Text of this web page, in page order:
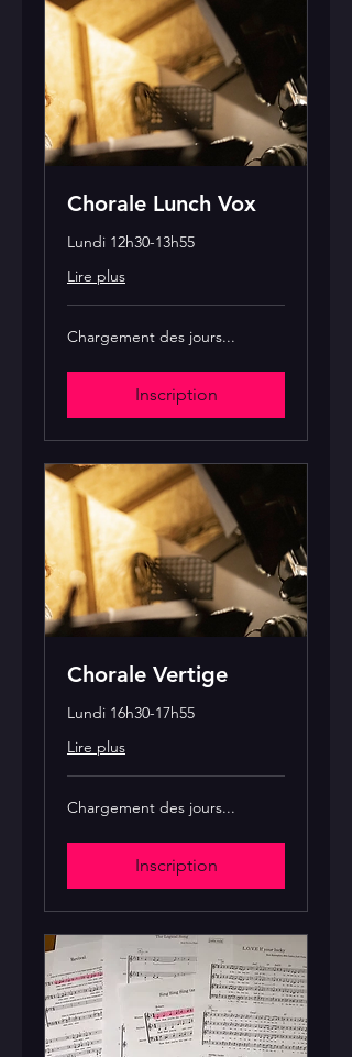
Chorale Lunch Vox
Lundi 12h30-13h55
Lire plus
Chargement des jours...
Inscription
Chorale Vertige
Lundi 16h30-17h55
Lire plus
Chargement des jours...
Inscription